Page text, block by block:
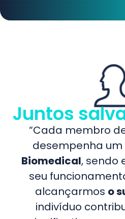
Juntos
“Cada membro
desempenha
Biomedical, sendo
seu
alcançarmos o
indivíduo